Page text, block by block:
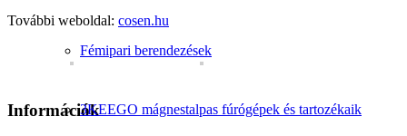
Fémipari berendezések
3KEEGO mágnestalpas fúrógépek és tartozékaik
További weboldal: cosen.hu
Információk